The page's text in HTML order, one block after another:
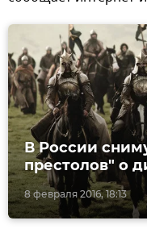
8 февраля 2016, 18:13
В России
престолов" о